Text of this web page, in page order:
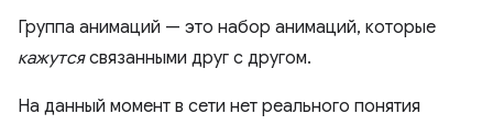
Группа анимаций — это набор анимаций, которые
кажутсясвязанными друг с другом.
На данный момент в сети нет реального понятия